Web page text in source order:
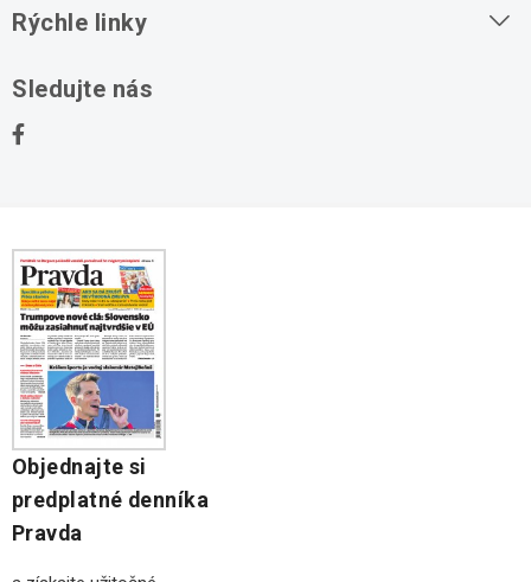
Domy na predaj
Stavebné pozemky
Rýchle linky
Sledujte nás
Objednajte si
predplatné denníka
Pravda